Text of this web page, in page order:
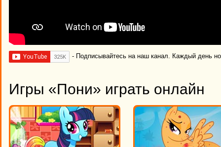
- Подписывайтесь на наш канал. Каждый день
Игры «Пони» играть онлайн